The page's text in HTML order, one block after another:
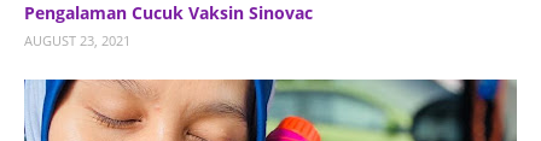
Pengalaman Cucuk Vaksin Sinovac
AUGUST 23, 2021